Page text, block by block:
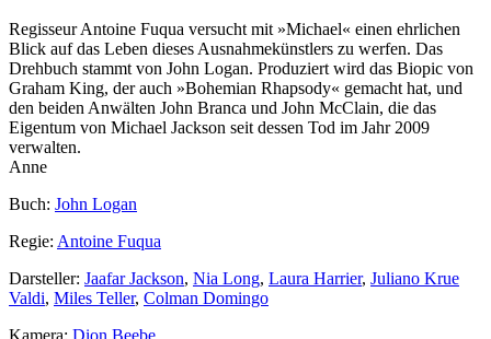
Regisseur Antoine Fuqua versucht mit »Michael« einen ehrlichen
Blick auf das Leben dieses Ausnahmekünstlers zu werfen. Das
Drehbuch stammt von John Logan. Produziert wird das Biopic von
Graham King, der auch »Bohemian Rhapsody« gemacht hat, und
den beiden Anwälten John Branca und John McClain, die das
Eigentum von Michael Jackson seit dessen Tod im Jahr 2009
verwalten.
Anne
Buch: John Logan
Regie: Antoine Fuqua
Darsteller: Jaafar Jackson, Nia Long, Laura Harrier, Juliano Krue
Valdi, Miles Teller, Colman Domingo
Kamera: Dion Beebe